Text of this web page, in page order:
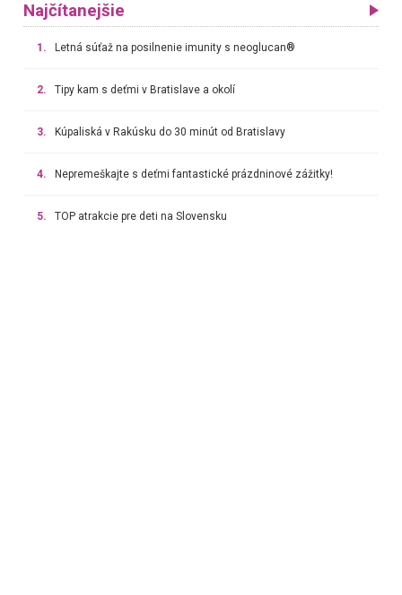
Najčítanejšie
1. Letná súťaž na posilnenie imunity s neoglucan®
2. Tipy kam s deťmi v Bratislave a okolí
3. Kúpaliská v Rakúsku do 30 minút od Bratislavy
4. Nepremeškajte s deťmi fantastické prázdninové zážitky!
5. TOP atrakcie pre deti na Slovensku